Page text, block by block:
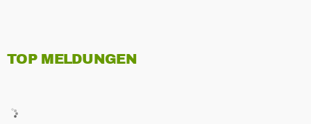
TOP MELDUNGEN